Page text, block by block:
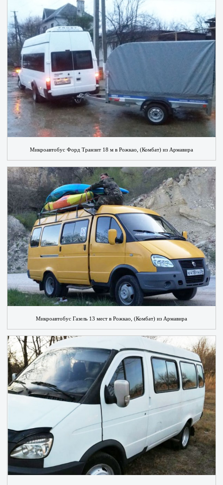
Микроавтобус Форд Транзит 18 м в Рожкао, (Комбат) из Армавира
Микроавтобус Газель 13 мест в Рожкао, (Комбат) из Армавира